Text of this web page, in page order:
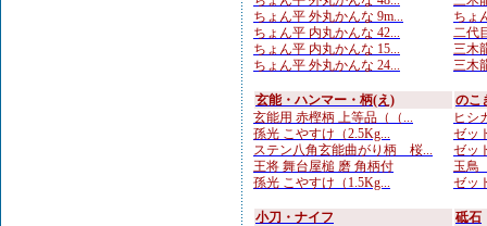
ちょん平 外丸かんな 9m...
ちょん平 内丸かんな 42...
ちょん平 内丸かんな 15...
ちょん平 外丸かんな 24...
ちょ
二代
三木
三木
玄能・ハンマー・柄(え)
玄能用 赤樫柄 上等品（（...
孫光 こやすけ（2.5Kg...
ステン八角玄能曲がり柄 桜...
王将 舞台屋槌 磨 角柄付
孫光 こやすけ（1.5Kg...
のこ
ヒシ
ゼッ
ゼッ
玉鳥
ゼッ
小刀・ナイフ
砥石